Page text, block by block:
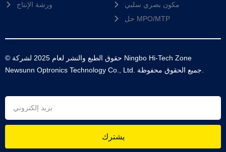
ورشة الإنتاج
مكون بصري سلبي
حل MPO/MTP
© حقوق الطبع والنشر لعام 2025 لشركة Ningbo Hi-Tech Zone
يشترك